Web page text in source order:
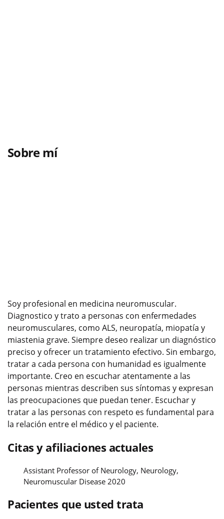
Sobre mí
Soy profesional en medicina neuromuscular.
Diagnostico y trato a personas con enfermedades
neuromusculares, como ALS, neuropatía, miopatía y
miastenia grave. Siempre deseo realizar un diagnóstico
preciso y ofrecer un tratamiento efectivo. Sin embargo,
tratar a cada persona con humanidad es igualmente
importante. Creo en escuchar atentamente a las
personas mientras describen sus síntomas y expresan
las preocupaciones que puedan tener. Escuchar y
tratar a las personas con respeto es fundamental para
la relación entre el médico y el paciente.
Citas y afiliaciones actuales
Assistant Professor of Neurology, Neurology,
Neuromuscular Disease 2020
Pacientes que usted trata